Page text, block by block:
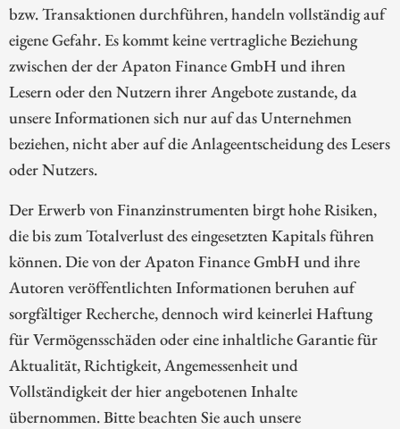
bzw. Transaktionen durchführen, handeln vollständig auf
eigene Gefahr. Es kommt keine vertragliche Beziehung
zwischen der der Apaton Finance GmbH und ihren
Lesern oder den Nutzern ihrer Angebote zustande, da
unsere Informationen sich nur auf das Unternehmen
beziehen, nicht aber auf die Anlageentscheidung des Lesers
oder Nutzers.
Der Erwerb von Finanzinstrumenten birgt hohe Risiken,
die bis zum Totalverlust des eingesetzten Kapitals führen
können. Die von der Apaton Finance GmbH und ihre
Autoren veröffentlichten Informationen beruhen auf
sorgfältiger Recherche, dennoch wird keinerlei Haftung
für Vermögensschäden oder eine inhaltliche Garantie für
Aktualität, Richtigkeit, Angemessenheit und
Vollständigkeit der hier angebotenen Inhalte
übernommen. Bitte beachten Sie auch unsere